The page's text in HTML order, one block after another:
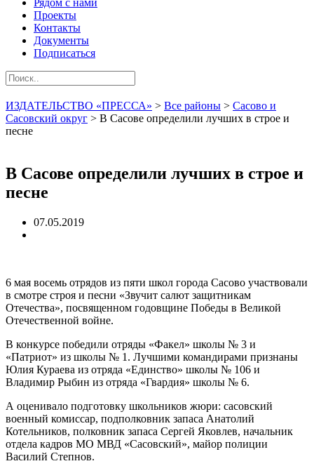
Рядом с нами
Проекты
Контакты
Документы
Подписаться
ИЗДАТЕЛЬСТВО «ПРЕССА» > Все районы > Сасово и
Сасовский округ > В Сасове определили лучших в строе и
песне
В Сасове определили лучших в строе и
песне
07.05.2019
6 мая восемь отрядов из пяти школ города Сасово участвовали
в смотре строя и песни «Звучит салют защитникам
Отечества», посвященном годовщине Победы в Великой
Отечественной войне.
В конкурсе победили отряды «Факел» школы № 3 и
«Патриот» из школы № 1. Лучшими командирами признаны
Юлия Кураева из отряда «Единство» школы № 106 и
Владимир Рыбин из отряда «Гвардия» школы № 6.
А оценивало подготовку школьников жюри: сасовский
военный комиссар, подполковник запаса Анатолий
Котельников, полковник запаса Сергей Яковлев, начальник
отдела кадров МО МВД «Сасовский», майор полиции
Василий Степнов.